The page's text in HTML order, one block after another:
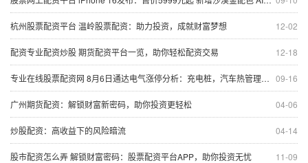
12-02
杭州股票配资平台 温岭股票配资：助力投资，成就财富梦想
12-18
配资专业配资炒股 期货配资平台一览，助你轻松配资交易
09-16
专业在线股票配资网 8月6日通达电气涨停分析：充电桩，汽车热管理，新能源汽车概念热股
04-06
广州期货配资：解锁财富新密码，助你投资更轻松
04-14
炒股配资：高收益下的风险暗流
11-09
股市配资怎么弄 解锁财富密码：股票配资平台APP，助你投资无忧